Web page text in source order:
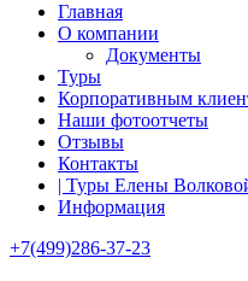
Главная
О компании
Документы
Туры
Корпоративным
Наши фотоотчеты
Отзывы
Контакты
| Туры Елены
Информация
+7(499)286-37-23